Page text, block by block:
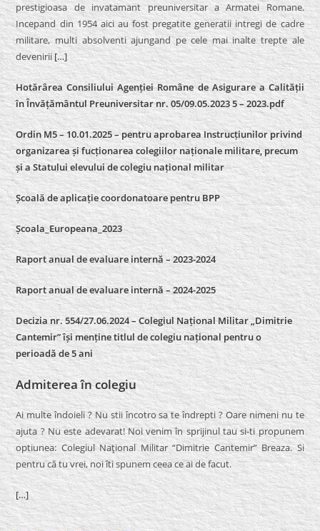
prestigioasa de invatamant preuniversitar a Armatei Romane.
Incepand din 1954 aici au fost pregatite generatii intregi de cadre
militare, multi absolventi ajungand pe cele mai inalte trepte ale
devenirii […]
Hotărârea Consiliului Agenției Române de Asigurare a Calității
în Învățământul Preuniversitar nr. 05/09.05.2023 5 – 2023.pdf
Ordin M5 – 10.01.2025 – pentru aprobarea Instrucțiunilor privind
organizarea și fucționarea colegiilor naționale militare, precum
și a Statului elevului de colegiu național militar
Școală de aplicație coordonatoare pentru BPP
Școala_Europeana_2023
Raport anual de evaluare internă – 2023-2024
Raport anual de evaluare internă –2024-2025
Decizia nr. 554/27.06.2024 – Colegiul Național Militar „Dimitrie
Cantemir” își menține titlul de colegiu național pentru o
perioadă de 5 ani
Admiterea în colegiu
Ai multe îndoieli ? Nu stii încotro sa te îndrepti ? Oare nimeni nu te
ajuta ? Nu este adevarat! Noi venim în sprijinul tau si-ti propunem
optiunea: Colegiul Naţional Militar “Dimitrie Cantemir” Breaza. Si
pentru că tu vrei, noi îti spunem ceea ce ai de facut.
[…]